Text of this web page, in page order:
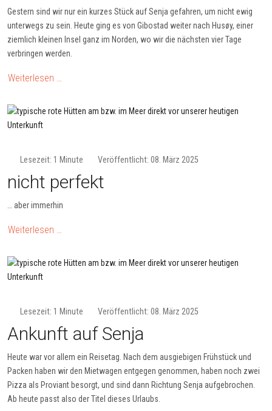
Gestern sind wir nur ein kurzes Stück auf Senja gefahren, um nicht ewig
unterwegs zu sein. Heute ging es von Gibostad weiter nach Husøy, einer
ziemlich kleinen Insel ganz im Norden, wo wir die nächsten vier Tage
verbringen werden.
Weiterlesen …
Lesezeit: 1 Minute Veröffentlicht: 08. März 2025
nicht perfekt
… aber immerhin
Weiterlesen …
Lesezeit: 1 Minute Veröffentlicht: 08. März 2025
Ankunft auf Senja
Heute war vor allem ein Reisetag. Nach dem ausgiebigen Frühstück und
Packen haben wir den Mietwagen entgegen genommen, haben noch zwei
Pizza als Proviant besorgt, und sind dann Richtung Senja aufgebrochen.
Ab heute passt also der Titel dieses Urlaubs.